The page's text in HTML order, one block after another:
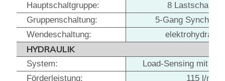
Hauptschaltgruppe:
8
Gruppenschaltung:
5-Gang
Wendeschaltung:
HYDRAULIK
System:
Load-Sensing mit
Förderleistung:
115 l/min